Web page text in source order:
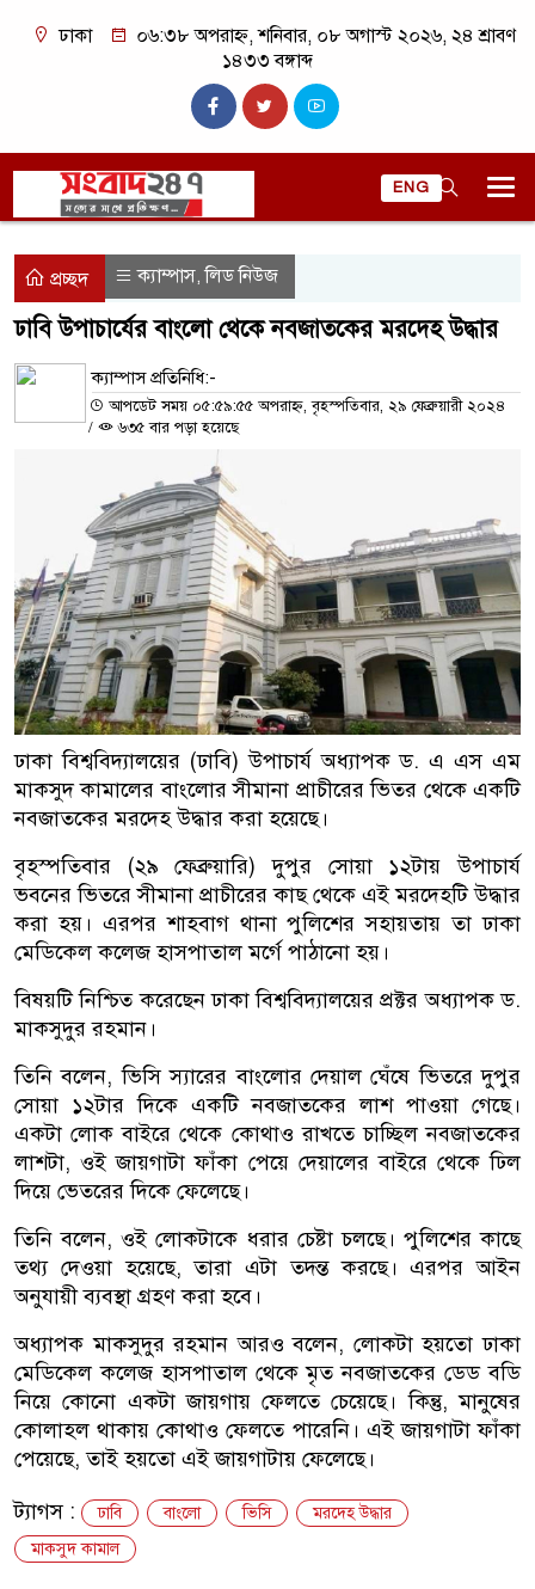
ঢাকা
০৬:৩৮ অপরাহ্ন, শনিবার, ০৮ অগাস্ট ২০২৬, ২৪ শ্রাবণ
১৪৩৩ বঙ্গাব্দ
ENG
প্রচ্ছদ ক্যাম্পাস,লিড নিউজ
ঢাবি উপাচার্যের বাংলো থেকে নবজাতকের মরদেহ উদ্ধার
ক্যাম্পাস প্রতিনিধি:-
আপডেট সময় ০৫:৫৯:৫৫ অপরাহ্ন, বৃহস্পতিবার, ২৯ ফেব্রুয়ারী ২০২৪
/
৬৩৫ বার পড়া হয়েছে
ঢাকা বিশ্ববিদ্যালয়ের (ঢাবি) উপাচার্য অধ্যাপক ড. এ এস এম
মাকসুদ কামালের বাংলোর সীমানা প্রাচীরের ভিতর থেকে একটি
নবজাতকের মরদেহ উদ্ধার করা হয়েছে।
বৃহস্পতিবার (২৯ ফেব্রুয়ারি) দুপুর সোয়া ১২টায় উপাচার্য
ভবনের ভিতরে সীমানা প্রাচীরের কাছ থেকে এই মরদেহটি উদ্ধার
করা হয়। এরপর শাহবাগ থানা পুলিশের সহায়তায় তা ঢাকা
মেডিকেল কলেজ হাসপাতাল মর্গে পাঠানো হয়।
বিষয়টি নিশ্চিত করেছেন ঢাকা বিশ্ববিদ্যালয়ের প্রক্টর অধ্যাপক ড.
মাকসুদুর রহমান।
তিনি বলেন, ভিসি স্যারের বাংলোর দেয়াল ঘেঁষে ভিতরে দুপুর
সোয়া ১২টার দিকে একটি নবজাতকের লাশ পাওয়া গেছে।
একটা লোক বাইরে থেকে কোথাও রাখতে চাচ্ছিল নবজাতকের
লাশটা, ওই জায়গাটা ফাঁকা পেয়ে দেয়ালের বাইরে থেকে ঢিল
দিয়ে ভেতরের দিকে ফেলেছে।
তিনি বলেন, ওই লোকটাকে ধরার চেষ্টা চলছে। পুলিশের কাছে
তথ্য দেওয়া হয়েছে, তারা এটা তদন্ত করছে। এরপর আইন
অনুযায়ী ব্যবস্থা গ্রহণ করা হবে।
অধ্যাপক মাকসুদুর রহমান আরও বলেন, লোকটা হয়তো ঢাকা
মেডিকেল কলেজ হাসপাতাল থেকে মৃত নবজাতকের ডেড বডি
নিয়ে কোনো একটা জায়গায় ফেলতে চেয়েছে। কিন্তু, মানুষের
কোলাহল থাকায় কোথাও ফেলতে পারেনি। এই জায়গাটা ফাঁকা
পেয়েছে, তাই হয়তো এই জায়গাটায় ফেলেছে।
ট্যাগস :
ঢাবি বাংলো ভিসি
মরদেহ উদ্ধার
মাকসুদ কামাল